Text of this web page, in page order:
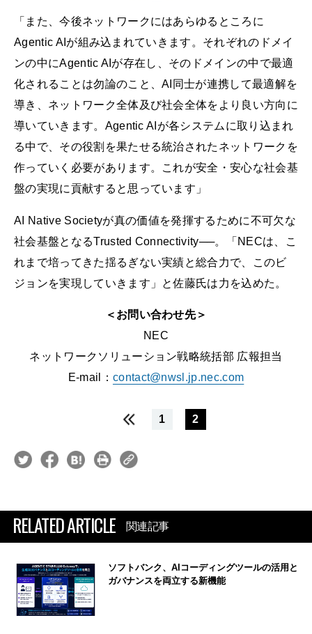
「また、今後ネットワークにはあらゆるところに
Agentic AIが組み込まれていきます。それぞれのドメイ
ンの中にAgentic AIが存在し、そのドメインの中で最適
化されることは勿論のこと、AI同士が連携して最適解を
導き、ネットワーク全体及び社会全体をより良い方向に
導いていきます。Agentic AIが各システムに取り込まれ
る中で、その役割を果たせる統治されたネットワークを
作っていく必要があります。これが安全・安心な社会基
盤の実現に貢献すると思っています」
AI Native Societyが真の価値を発揮するために不可欠な
社会基盤となるTrusted Connectivity──。「NECは、こ
れまで培ってきた揺るぎない実績と総合力で、このビ
ジョンを実現していきます」と佐藤氏は力を込めた。
＜お問い合わせ先＞
NEC
ネットワークソリューション戦略統括部 広報担当
E-mail： contact@nwsl.jp.nec.com
1 2
RELATED ARTICLE 関連記事
ソフトバンク、AIコーディングツールの活用と
ガバナンスを両立する新機能